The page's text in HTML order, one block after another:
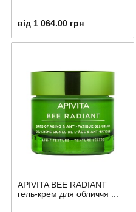
від 1 064.00 грн
APIVITA BEE RADIANT
гель-крем для обличчя ...